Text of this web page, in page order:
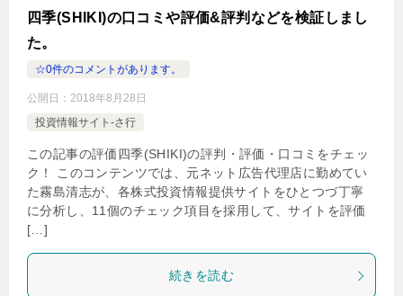
四季(SHIKI)の口コミや評価&評判などを検証しまし
た。
☆0件のコメントがあります。
公開日： 2018年8月28日
投資情報サイト-さ行
この記事の評価四季(SHIKI)の評判・評価・口コミをチェッ
ク！ このコンテンツでは、元ネット広告代理店に勤めてい
た霧島清志が、各株式投資情報提供サイトをひとつづ丁寧
に分析し、11個のチェック項目を採用して、サイトを評価
[…]
続きを読む